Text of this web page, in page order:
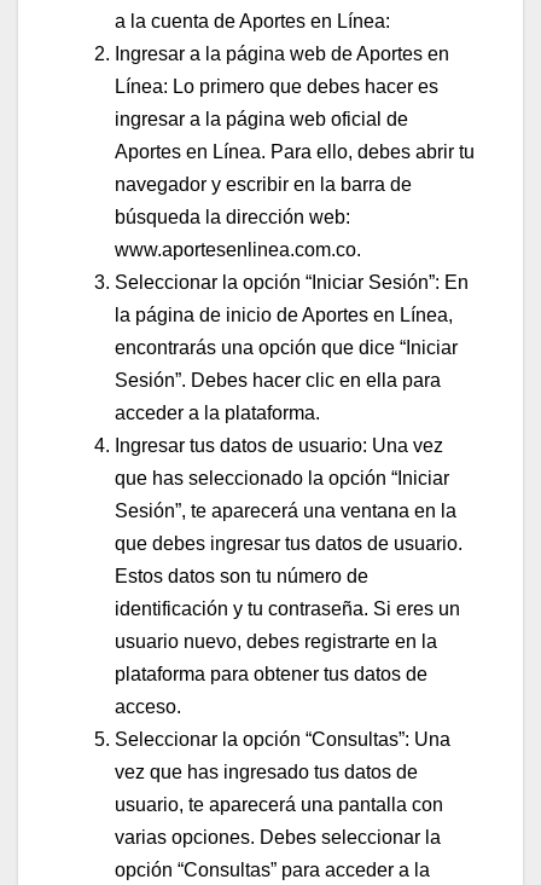
a la cuenta de Aportes en Línea:
Ingresar a la página web de Aportes en
Línea: Lo primero que debes hacer es
ingresar a la página web oficial de
Aportes en Línea. Para ello, debes abrir tu
navegador y escribir en la barra de
búsqueda la dirección web:
www.aportesenlinea.com.co.
Seleccionar la opción “Iniciar Sesión”: En
la página de inicio de Aportes en Línea,
encontrarás una opción que dice “Iniciar
Sesión”. Debes hacer clic en ella para
acceder a la plataforma.
Ingresar tus datos de usuario: Una vez
que has seleccionado la opción “Iniciar
Sesión”, te aparecerá una ventana en la
que debes ingresar tus datos de usuario.
Estos datos son tu número de
identificación y tu contraseña. Si eres un
usuario nuevo, debes registrarte en la
plataforma para obtener tus datos de
acceso.
Seleccionar la opción “Consultas”: Una
vez que has ingresado tus datos de
usuario, te aparecerá una pantalla con
varias opciones. Debes seleccionar la
opción “Consultas” para acceder a la